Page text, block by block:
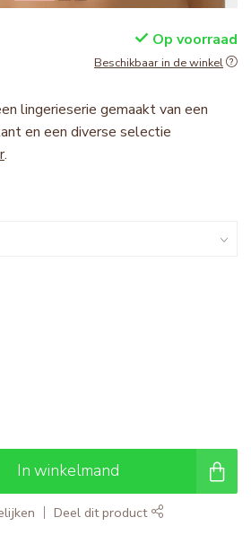
Op voorraad
Beschikbaar in de winkel
lingerieserie gemaakt van een
en een diverse selectie
.
In winkelmand
Deel dit product